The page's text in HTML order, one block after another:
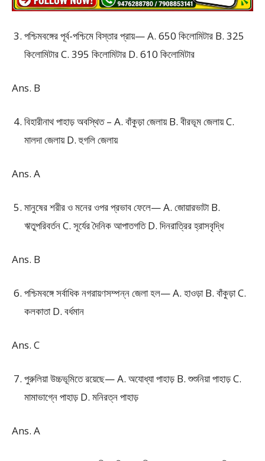
পশ্চিমবঙ্গের পূর্ব-পশ্চিমে বিস্তার প্রায়— A. 650 কিলোমিটার B. 325
কিলোমিটার C. 395 কিলোমিটার D. 610 কিলোমিটার
Ans. B
বিহারীনাথ পাহাড় অবস্থিত – A. বাঁকুড়া জেলায় B. বীরভূম জেলায় C.
মালদা জেলায় D. হুগলি জেলায়
Ans. A
মানুষের শরীর ও মনের ওপর প্রভাব ফেলে— A. জোয়ারভাটা B.
ঋতুপরিবর্তন C. সূর্যের দৈনিক আপাতগতি D. দিনরাত্রির হ্রাসবৃদ্ধি
Ans. B
পশ্চিমবঙ্গে সর্বাধিক নগরায়ণসম্পন্ন জেলা হল— A. হাওড়া B. বাঁকুড়া C.
কলকাতা D. বর্ধমান
Ans. C
পুরুলিয়া উচ্চভূমিতে রয়েছে— A. অযোধ্যা পাহাড় B. শুশুনিয়া পাহাড় C.
মামাভাগ্নে পাহাড় D. মনিরত্ন পাহাড়
Ans. A